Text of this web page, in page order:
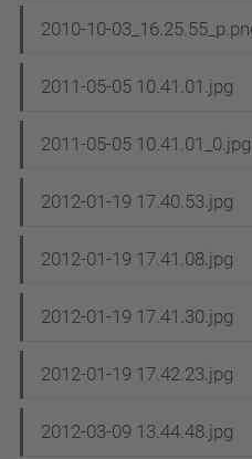
2010-10-
2011-05-05 10.41.01.jpg
2011-05-05 10.41.01_0.jpg
2012-01-19 17.40.53.jpg
2012-01-19 17.41.08.jpg
2012-01-19 17.41.30.jpg
2012-01-19 17.42.23.jpg
2012-03-09 13.44.48.jpg